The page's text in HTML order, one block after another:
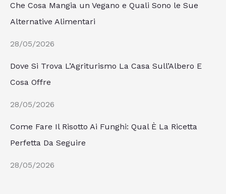
Che Cosa Mangia un Vegano e Quali Sono le Sue
Alternative Alimentari
28/05/2026
Dove Si Trova L’Agriturismo La Casa Sull’Albero E
Cosa Offre
28/05/2026
Come Fare Il Risotto Ai Funghi: Qual È La Ricetta
Perfetta Da Seguire
28/05/2026